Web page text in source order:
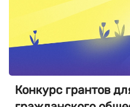
Конкурс грантов